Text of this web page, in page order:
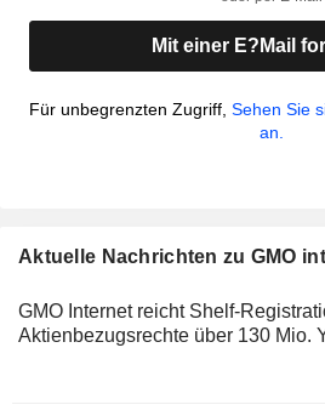
Mit einer E?Mail
Für unbegrenzten Zugriff, Sehen Sie
an.
Aktuelle Nachrichten zu GMO
GMO Internet reicht Shelf-
Aktienbezugsrechte über 130 Mio.